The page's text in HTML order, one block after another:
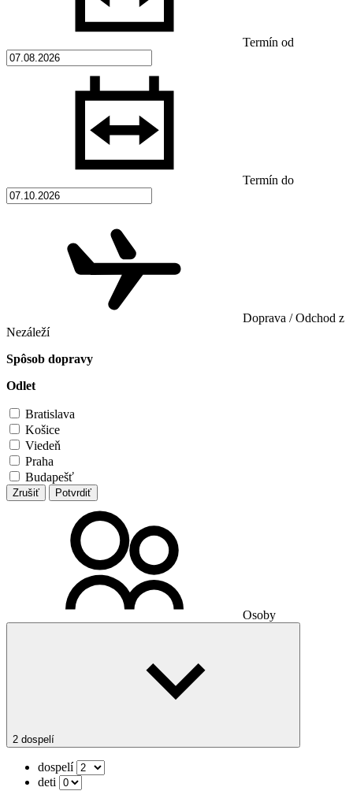
Termín od
Termín do
Doprava / Odchod z
Nezáleží
Spôsob dopravy
Odlet
Bratislava
Košice
Viedeň
Praha
Budapešť
Zrušiť Potvrdiť
Osoby
2 dospelí
dospelí
deti